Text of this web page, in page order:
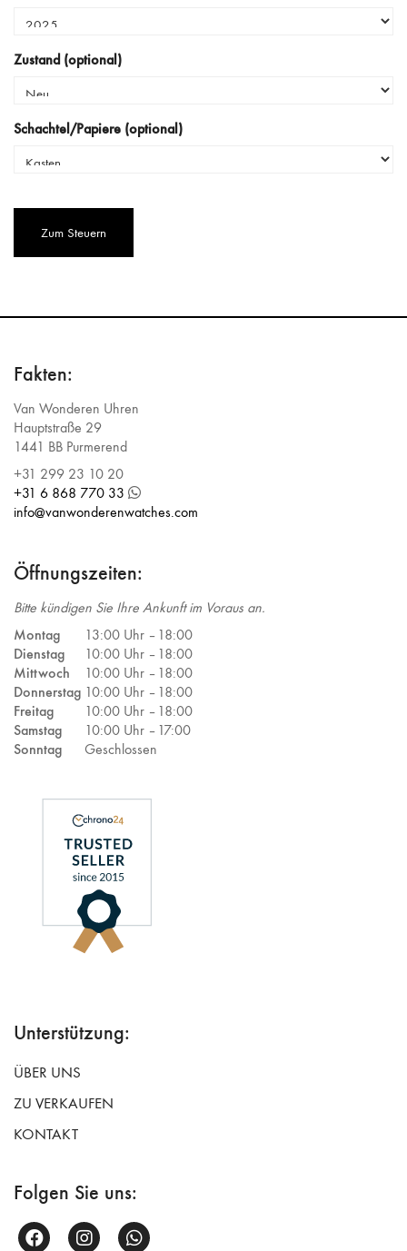
Zustand (optional)
Schachtel/Papiere (optional)
Fakten:
Van Wonderen Uhren
Hauptstraße 29
1441 BB Purmerend
+31 299 23 10 20
+31 6 868 770 33
info@vanwonderenwatches.com
Öffnungszeiten:
Bitte kündigen Sie Ihre Ankunft im Voraus an.
Montag
13:00 Uhr – 18:00
Dienstag
10:00 Uhr – 18:00
Mittwoch
10:00 Uhr – 18:00
Donnerstag 10:00 Uhr – 18:00
Freitag
10:00 Uhr – 18:00
Samstag
10:00 Uhr – 17:00
Sonntag
Geschlossen
Unterstützung:
ÜBER UNS
ZU VERKAUFEN
KONTAKT
Folgen Sie uns: